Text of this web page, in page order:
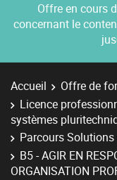
Offre en cours
concernant le
Accueil Offre de
Licence
systèmes
Parcours
B5 - AGIR EN
ORGANISATION